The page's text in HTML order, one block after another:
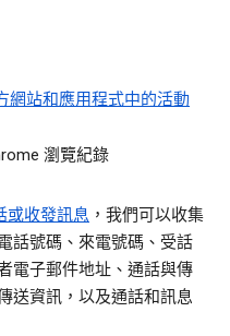
網站和應用程式中的活動
瀏覽紀錄
或收發訊息 ，我們可以收集
話號碼、來電號碼、受話
電子郵件地址、通話與傳
送資訊，以及通話和訊息